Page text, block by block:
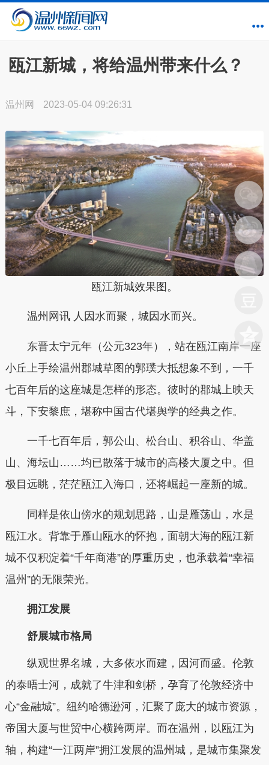
瓯江新城，将给温州带来什么？
温州网 2023-05-04 09:26:31
瓯江新城效果图。
温州网讯 人因水而聚，城因水而兴。
东晋太宁元年（公元323年），站在瓯江南岸一座
小丘上手绘温州郡城草图的郭璞大抵想象不到，一千
七百年后的这座城是怎样的形态。彼时的郡城上映天
斗，下安黎庶，堪称中国古代堪舆学的经典之作。
一千七百年后，郭公山、松台山、积谷山、华盖
山、海坛山……均已散落于城市的高楼大厦之中。但
极目远眺，茫茫瓯江入海口，还将崛起一座新的城。
同样是依山傍水的规划思路，山是雁荡山，水是
瓯江水。背靠于雁山瓯水的怀抱，面朝大海的瓯江新
城不仅积淀着“千年商港”的厚重历史，也承载着“幸福
温州”的无限荣光。
拥江发展
舒展城市格局
纵观世界名城，大多依水而建，因河而盛。伦敦
的泰晤士河，成就了牛津和剑桥，孕育了伦敦经济中
心“金融城”。纽约哈德逊河，汇聚了庞大的城市资源，
帝国大厦与世贸中心横跨两岸。而在温州，以瓯江为
轴，构建“一江两岸”拥江发展的温州城，是城市集聚发